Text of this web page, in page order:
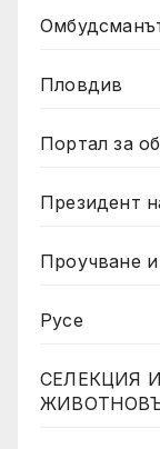
Пловдив
Портал за
Президент
Проучване
Русе
СЕЛЕКЦИЯ